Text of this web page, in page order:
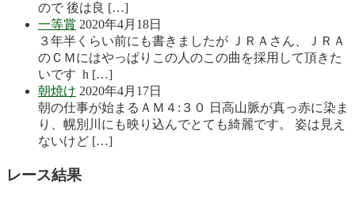
ので 後は良 […]
一等賞 2020年4月18日
３年半くらい前にも書きましたが ＪＲＡさん、ＪＲＡ
のＣＭにはやっぱりこの人のこの曲を採用して頂きた
いです h […]
朝焼け 2020年4月17日
朝の仕事が始まるＡＭ４:３０ 日高山脈が真っ赤に染ま
り、幌別川にも映り込んでとても綺麗です。 姿は見え
ないけど […]
レース結果